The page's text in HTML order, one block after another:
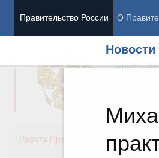
Правительство России О
Новости
Вице-
Работа Правительства